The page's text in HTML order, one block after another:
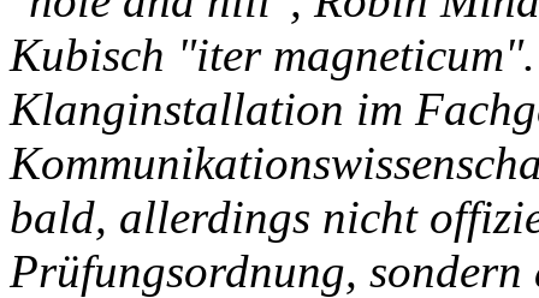
Kubisch "iter
Klanginstallation im
bald, allerdings nicht
Prüfungsordnung, sondern